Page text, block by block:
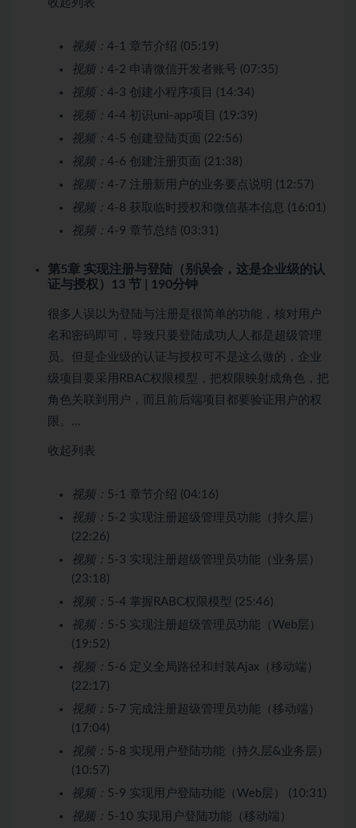
收起列表
视频： 4-1 章节介绍 (05:19)
视频： 4-2 申请微信开发者账号 (07:35)
视频： 4-3 创建小程序项目 (14:34)
视频： 4-4 初识uni-app项目 (19:39)
视频： 4-5 创建登陆页面 (22:56)
视频： 4-6 创建注册页面 (21:38)
视频： 4-7 注册新用户的业务要点说明 (12:57)
视频： 4-8 获取临时授权和微信基本信息 (16:01)
视频： 4-9 章节总结 (03:31)
第5章 实现注册与登陆（别误会，这是企业级的认
证与授权）
13 节 | 190分钟
很多人误以为登陆与注册是很简单的功能，核对用户
名和密码即可，导致只要登陆成功人人都是超级管理
员。但是企业级的认证与授权可不是这么做的，企业
级项目要采用RBAC权限模型，把权限映射成角色，把
角色关联到用户，而且前后端项目都要验证用户的权
限。…
收起列表
视频： 5-1 章节介绍 (04:16)
视频： 5-2 实现注册超级管理员功能（持久层）
(22:26)
视频： 5-3 实现注册超级管理员功能（业务层）
(23:18)
视频： 5-4 掌握RABC权限模型 (25:46)
视频： 5-5 实现注册超级管理员功能（Web层）
(19:52)
视频： 5-6 定义全局路径和封装Ajax（移动端）
(22:17)
视频： 5-7 完成注册超级管理员功能（移动端）
(17:04)
视频： 5-8 实现用户登陆功能（持久层&业务层）
(10:57)
视频： 5-9 实现用户登陆功能（Web层） (10:31)
视频： 5-10 实现用户登陆功能（移动端）